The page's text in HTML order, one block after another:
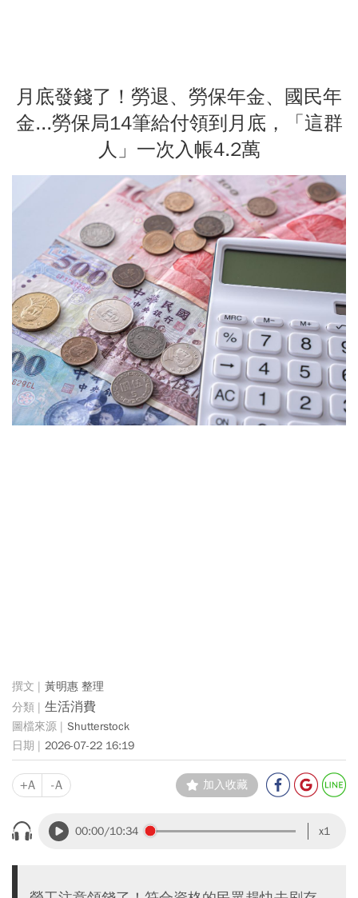
月底發錢了！勞退、勞保年金、國民年
金...勞保局14筆給付領到月底，「這群
人」一次入帳4.2萬
黃明惠 整理
生活消費
Shutterstock
2026-07-22 16:19
+A -A 加入收藏
00:00/10:34 x1